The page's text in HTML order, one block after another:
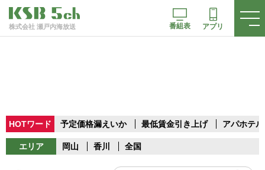
株式会社 瀬戸内海放送 番組表 アプリ
HOTワード 予定価格漏えいか 最低賃金引き上げ アパホテル
エリア 岡山 香川 全国